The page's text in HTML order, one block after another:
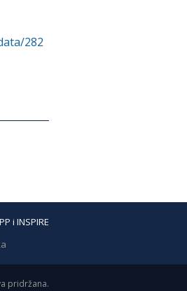
282
i INSPIRE
pridržana.